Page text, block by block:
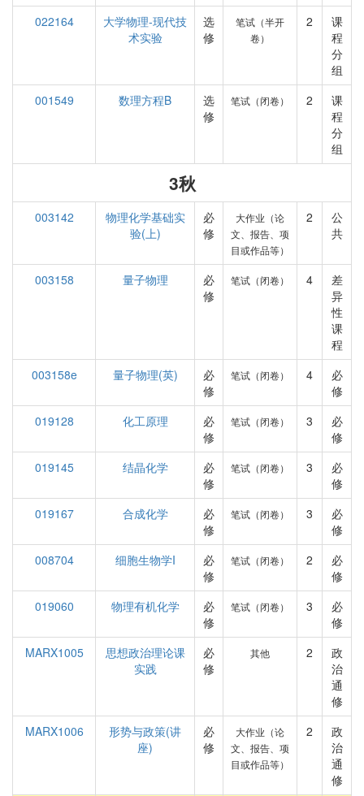
022164
大学物理-现代技
术实验
选
修
笔试（半开
卷）
2
课
程
分
组
001549
数理方程B
选
修
笔试（闭卷） 2
课
程
分
组
3秋
003142
物理化学基础实
验(上)
必
修
大作业（论
文、报告、项
目或作品等）
2
公
共
003158 量子物理
必
修
笔试（闭卷） 4
差
异
性
课
程
003158e
量子物理(英)
必
修
笔试（闭卷） 4
必
修
019128
化工原理
必
修
笔试（闭卷） 3
必
修
019145
结晶化学
必
修
笔试（闭卷） 3
必
修
019167
合成化学
必
修
笔试（闭卷） 3
必
修
008704
细胞生物学I
必
修
笔试（闭卷） 2
必
修
019060
物理有机化学
必
修
笔试（闭卷） 3
必
修
MARX1005
思想政治理论课
实践
必
修
其他 2
政
治
通
修
MARX1006
形势与政策(讲
座)
必
修
大作业（论
文、报告、项
目或作品等）
2
政
治
通
修